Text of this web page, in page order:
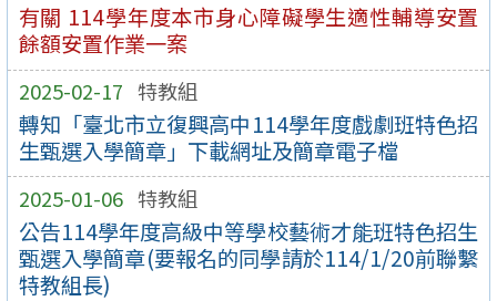
有關 114學年度本市身心障礙學生適性輔導安置
餘額安置作業一案
2025-02-17 特教組
轉知「臺北市立復興高中114學年度戲劇班特色招
生甄選入學簡章」下載網址及簡章電子檔
2025-01-06 特教組
公告114學年度高級中等學校藝術才能班特色招生
甄選入學簡章(要報名的同學請於114/1/20前聯繫
特教組長)